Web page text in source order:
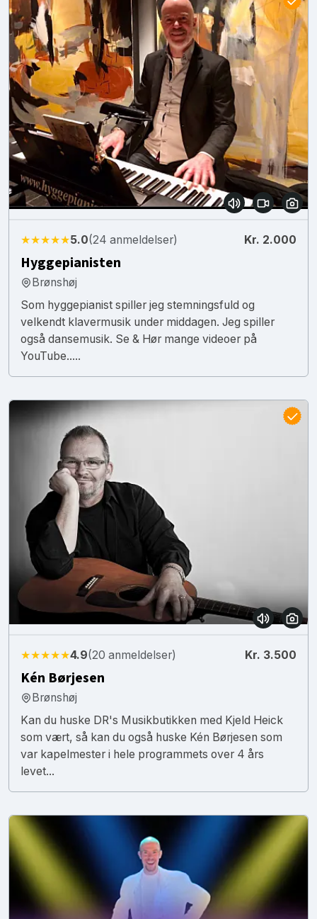
★★★★★5.0(24 anmeldelser) Kr. 2.000
Hyggepianisten
Brønshøj
Som hyggepianist spiller jeg stemningsfuld og
velkendt klavermusik under middagen. Jeg spiller
også dansemusik. Se & Hør mange videoer på
YouTube.....
★★★★★4.9(20 anmeldelser) Kr. 3.500
Kén Børjesen
Brønshøj
Kan du huske DR's Musikbutikken med Kjeld Heick
som vært, så kan du også huske Kén Børjesen som
var kapelmester i hele programmets over 4 års
levet...